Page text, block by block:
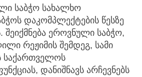
საბჭო სახალხო
დაკომპლექტების წესზე
ეროვნული საბჭო,
რეჟიმის შემდეგ, სამი
საქართველოს
დანიშნავს არჩევნებს